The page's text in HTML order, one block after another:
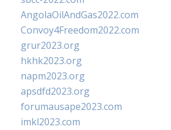
AngolaOilAndGas2022.com
Convoy4Freedom2022.com
grur2023.org
hkhk2023.org
napm2023.org
apsdfd2023.org
forumausape2023.com
imkl2023.com